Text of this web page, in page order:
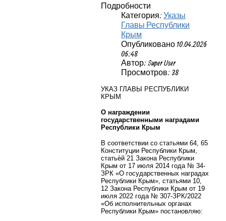
Подробности
Категория: Указы
Главы Республики
Крым
Опубликовано 10.04.2026
06:48
Автор: Super User
Просмотров: 38
УКАЗ ГЛАВЫ РЕСПУБЛИКИ
КРЫМ
О награждении
государственными наградами
Республики Крым
В соответствии со статьями 64, 65
Конституции Республики Крым,
статьѐй 21 Закона Республики
Крым от 17 июля 2014 года № 34-
ЗРК «О государственных наградах
Республики Крым», статьями 10,
12 Закона Республики Крым от 19
июля 2022 года № 307-ЗРК/2022
«Об исполнительных органах
Республики Крым» постановляю: